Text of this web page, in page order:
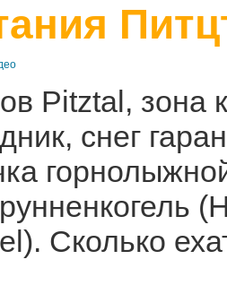
Pitztal, зона
снег
Сколько